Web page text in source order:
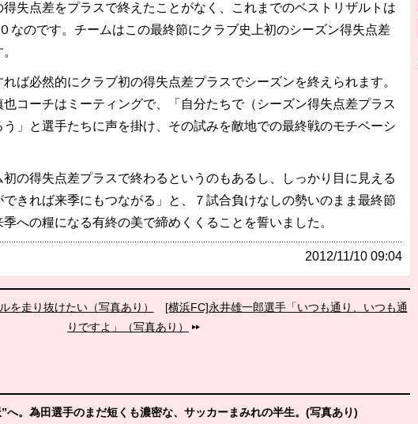
失点差をプラスで終えたことがなく、これまでのベストリザルトは
なのです。チームはこの最終節にクラブ史上初のシーズン得失点差
ば必然的にクラブ初の得失点差プラスでシーズンを終えられます。
コーチはミーティングで、「自分たちで（シーズン得失点差プラス
」と選手たちに声を掛け、その試みを敵地での最終戦のモチベーシ
の得失点差プラスで終わるというのもあるし、しっかり目に見える
きれば来季にもつながる」と、７試合負けなしの勢いのまま最終節
への糧になる有終の美で締めくくることを誓いました。
2012/11/10 09:04
を走り抜けたい（写真あり）
[横浜FC]永井雄一郎選手「いつも通り、いつも通
りですよ」（写真あり）
へ。為田選手のまだ短くも濃密な、サッカーまみれの半生。(写真あり)